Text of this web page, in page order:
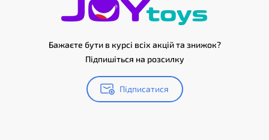
Бажаєте бути в курсі всіх акцій та знижок?
Підпишіться на розсилку
Підписатися